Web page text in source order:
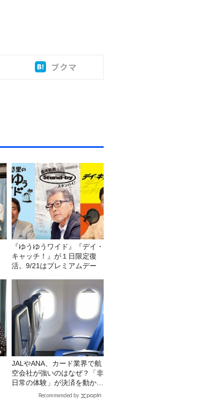
ブクマ
『ゆうゆうワイド』『デイ・
キャッチ！』が１日限定復
活。9/21はプレミアムデー
JALやANA、カード業界で航
空会社が強いのはなぜ？「非
日常の体験」が決済を動かす
Recommended by